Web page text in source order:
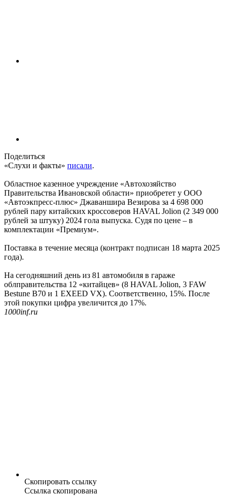
Поделиться
«Слухи и факты» писали.
Областное казенное учреждение «Автохозяйство
Правительства Ивановской области» приобретет у ООО
«Автоэкпресс-плюс» Джаваншира Везирова за 4 698 000
рублей пару китайских кроссоверов HAVAL Jolion (2 349 000
рублей за штуку) 2024 гола выпуска. Судя по цене – в
комплектации «Премиум».
Поставка в течение месяца (контракт подписан 18 марта 2025
года).
На сегодняшний день из 81 автомобиля в гараже
облправительства 12 «китайцев» (8 HAVAL Jolion, 3 FAW
Bestune B70 и 1 EXEED VX). Соответственно, 15%. После
этой покупки цифра увеличится до 17%.
1000inf.ru
Скопировать ссылку
Ссылка скопирована